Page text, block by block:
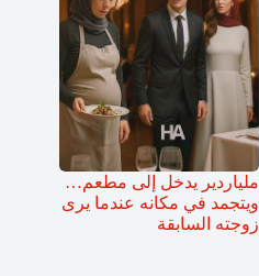
ملياردير يدخل إلى مطعم…
ويتجمد في مكانه عندما يرى
زوجته السابقة